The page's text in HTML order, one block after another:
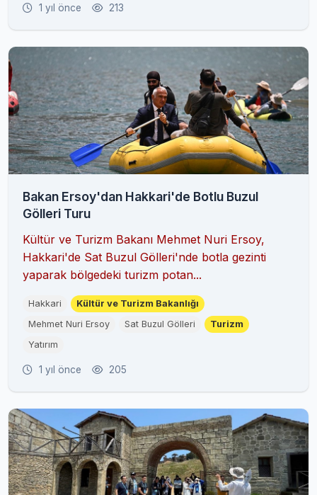
1 yıl önce 213
Bakan Ersoy'dan Hakkari'de Botlu Buzul
Gölleri Turu
Kültür ve Turizm Bakanı Mehmet Nuri Ersoy,
Hakkari'de Sat Buzul Gölleri'nde botla gezinti
yaparak bölgedeki turizm potan...
Hakkari
Kültür ve Turizm Bakanlığı
Mehmet Nuri Ersoy
Sat Buzul Gölleri
Turizm
Yatırım
1 yıl önce 205